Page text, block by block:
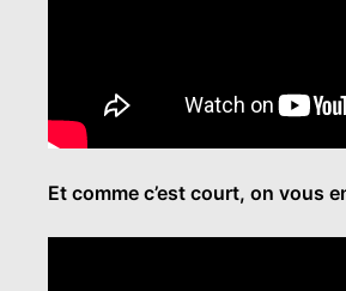
Et comme c’est court, on vous